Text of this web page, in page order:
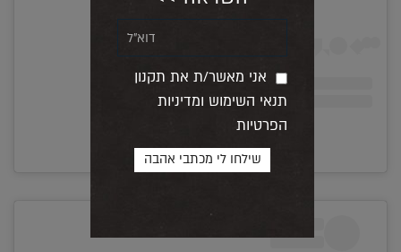
אני מאשר/ת את תקנון
תנאי השימוש ומדיניות
הפרטיות